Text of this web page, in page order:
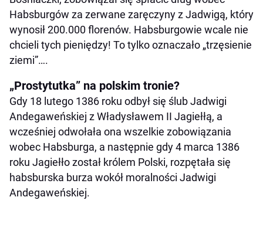
Habsburgów za zerwane zaręczyny z Jadwigą, który
wynosił 200.000 florenów. Habsburgowie wcale nie
chcieli tych pieniędzy! To tylko oznaczało „trzęsienie
ziemi”….
„Prostytutka” na polskim tronie?
Gdy 18 lutego 1386 roku odbył się ślub Jadwigi
Andegaweńskiej z Władysławem II Jagiełłą, a
wcześniej odwołała ona wszelkie zobowiązania
wobec Habsburga, a następnie gdy 4 marca 1386
roku Jagiełło został królem Polski, rozpętała się
habsburska burza wokół moralności Jadwigi
Andegaweńskiej.